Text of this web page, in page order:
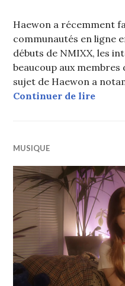
Haewon a récemment
communautés en ligne
débuts de NMIXX, les
beaucoup aux
sujet de Haewon a
Continuer de lireLa
MUSIQUE